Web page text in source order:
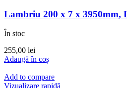
Lambriu 200 x 7 x 3950mm,
În stoc
255,00 lei
Adaugă în coș
Add to compare
Vizualizare rapidă